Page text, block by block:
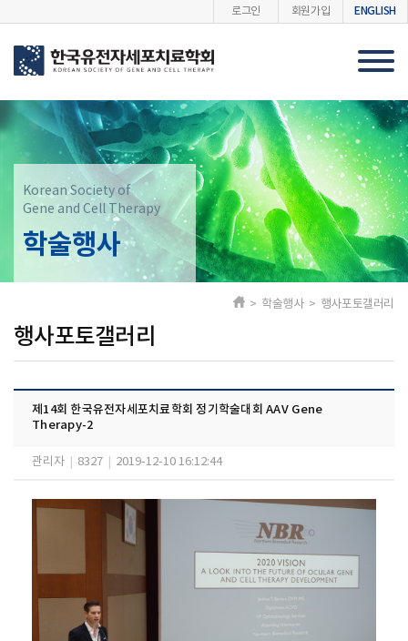
로그인 회원가입 ENGLISH
Korean Society of
Gene and Cell Therapy
학술행사
행사포토갤러리
> 학술행사 > 행사포토갤러리
제14회 한국유전자세포치료학회 정기학술대회 AAV Gene
Therapy-2
관리자 8327 2019-12-10 16:12:44